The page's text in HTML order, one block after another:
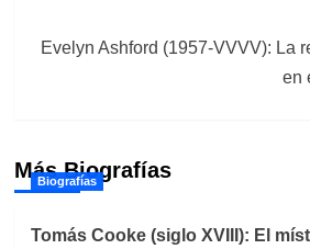
Evelyn Ashford (1957-VVVV): La
en
Más Biografías
Biografías
Tomás Cooke (siglo XVIII): El